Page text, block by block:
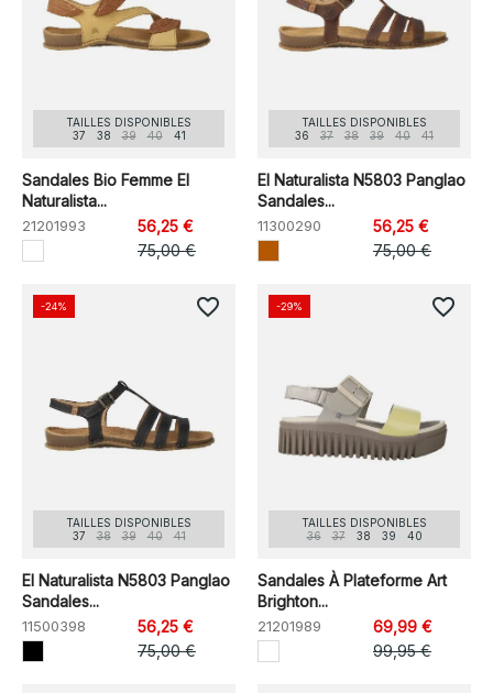
TAILLES DISPONIBLES
37
38 39 40 41
Sandales Bio Femme El
Naturalista...
21201993
56,25 €
75,00 €
TAILLES DISPONIBLES
36
37 38 39 40 41
El Naturalista N5803 Panglao
Sandales...
11300290
56,25 €
75,00 €
TAILLES DISPONIBLES
37
38 39 40 41
El Naturalista N5803 Panglao
Sandales...
11500398
56,25 €
75,00 €
-24% favorite_border
TAILLES DISPONIBLES
36
37 38 39 40
Sandales À Plateforme Art
Brighton...
21201989
69,99 €
99,95 €
-29% favorite_border